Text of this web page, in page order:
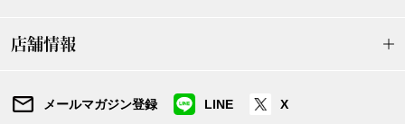
店舗情報
メールマガジン登録 LINE X